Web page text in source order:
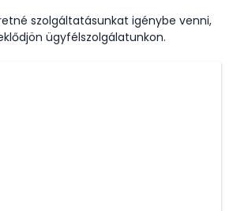
szolgáltatásunkat igénybe venni,
ügyfélszolgálatunkon.